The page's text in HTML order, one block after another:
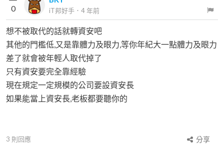
iT邦好手 ． 4 年前
0
想不被取代的話就轉資安吧
其他的門檻低,又是靠體力及眼力,等你年紀大一點體力及眼力
差了就會被年輕人取代掉了
只有資安要完全靠經驗
現在規定一定規模的公司要設資安長
如果能當上資安長,老板都要聽你的
3 則回應
分享